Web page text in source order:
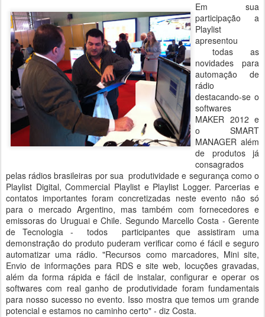
Em sua
participação a
Playlist
apresentou
todas as
novidades para
automação de
rádio
destacando-se o
softwares
MAKER 2012 e
o SMART
MANAGER além
de produtos já
consagrados
pelas rádios brasileiras por sua produtividade e segurança como o
Playlist Digital, Commercial Playlist e Playlist Logger. Parcerias e
contatos importantes foram concretizadas neste evento não só
para o mercado Argentino, mas também com fornecedores e
emissoras do Uruguai e Chile. Segundo Marcello Costa - Gerente
de Tecnologia - todos participantes que assistiram uma
demonstração do produto puderam verificar como é fácil e seguro
automatizar uma rádio. "Recursos como marcadores, Mini site,
Envio de informações para RDS e site web, locuções gravadas,
além da forma rápida e fácil de instalar, configurar e operar os
softwares com real ganho de produtividade foram fundamentais
para nosso sucesso no evento. Isso mostra que temos um grande
potencial e estamos no caminho certo" - diz Costa.